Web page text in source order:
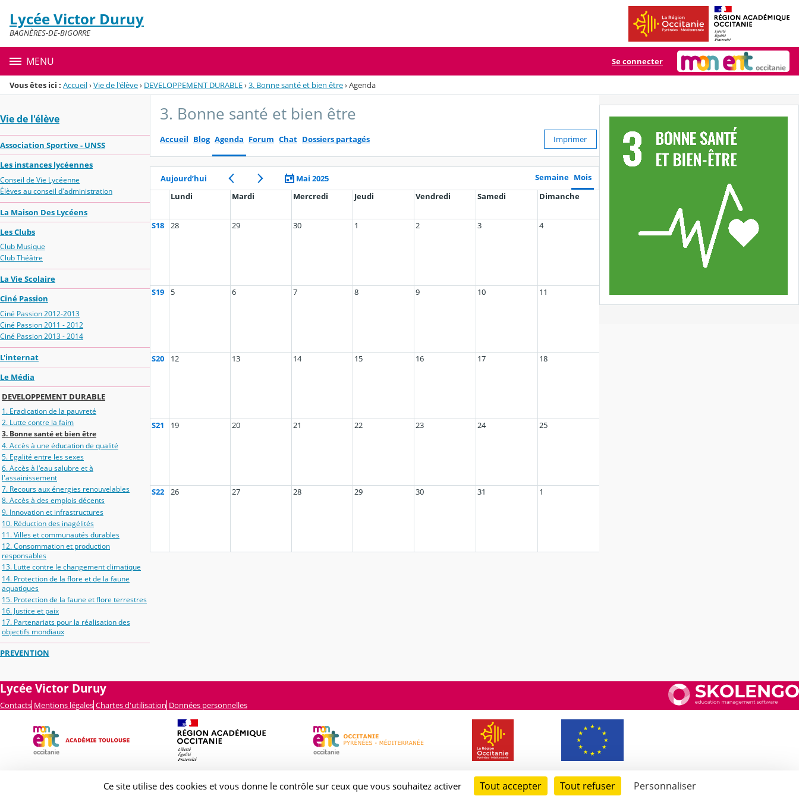
Menu de la rubrique
Contenu
Lycée Victor Duruy
BAGNÈRES-DE-BIGORRE
MENU Se connecter
Vous êtes ici : Accueil›Vie de l'élève› DEVELOPPEMENT DURABLE›3. Bonne santé et bien être›Agenda
Vie de l'élève
Association Sportive - UNSS
Les instances lycéennes
Conseil de Vie Lycéenne
Élèves au conseil d'administration
La Maison Des Lycéens
Les Clubs
Club Musique
Club Théâtre
La Vie Scolaire
Ciné Passion
Ciné Passion 2012-2013
Ciné Passion 2011 - 2012
Ciné Passion 2013 - 2014
L'internat
Le Média
DEVELOPPEMENT DURABLE
1. Eradication de la pauvreté
2. Lutte contre la faim
3. Bonne santé et bien être
4. Accès à une éducation de qualité
5. Egalité entre les sexes
6. Accès à l'eau salubre et à
l'assainissement
7. Recours aux énergies renouvelables
8. Accès à des emplois décents
9. Innovation et infrastructures
10. Réduction des inagélités
11. Villes et communautés durables
12. Consommation et production
responsables
13. Lutte contre le changement climatique
14. Protection de la flore et de la faune
aquatiques
15. Protection de la faune et flore terrestres
16. Justice et paix
17. Partenariats pour la réalisation des
objectifs mondiaux
PREVENTION
3. Bonne santé et bien être
Accueil Blog Agenda Forum Chat Dossiers partagés Imprimer
Aujourd’hui Mai 2025 Semaine Mois
Lundi
Mardi Mercredi Jeudi Vendredi Samedi Dimanche
S18 28 29 30 1 2 3 4
S19 5 6 7 8 9 10 11
S20 12 13 14 15 16 17 18
S21 19 20 21 22 23 24 25
S22 26 27 28 29 30 31 1
Lycée Victor Duruy
Contacts Mentions légales Chartes d'utilisation Données personnelles
Ce site utilise des cookies et vous donne le contrôle sur ceux que vous souhaitez activer Tout accepter Tout refuser Personnaliser